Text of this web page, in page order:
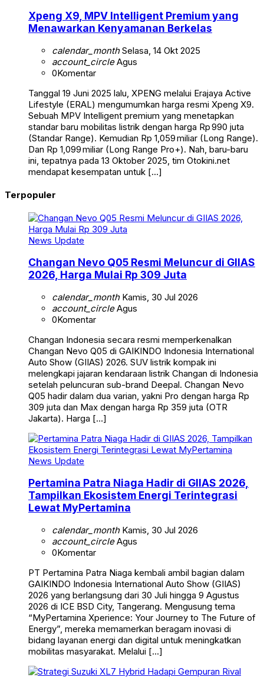
Xpeng X9, MPV Intelligent Premium yang
Menawarkan Kenyamanan Berkelas
calendar_monthSelasa, 14 Okt 2025
account_circleAgus
0Komentar
Tanggal 19 Juni 2025 lalu, XPENG melalui Erajaya Active
Lifestyle (ERAL) mengumumkan harga resmi Xpeng X9.
Sebuah MPV Intelligent premium yang menetapkan
standar baru mobilitas listrik dengan harga Rp 990 juta
(Standar Range). Kemudian Rp 1,059 miliar (Long Range).
Dan Rp 1,099 miliar (Long Range Pro+). Nah, baru-baru
ini, tepatnya pada 13 Oktober 2025, tim Otokini.net
mendapat kesempatan untuk […]
Terpopuler
News Update
Changan Nevo Q05 Resmi Meluncur di GIIAS
2026, Harga Mulai Rp 309 Juta
calendar_monthKamis, 30 Jul 2026
account_circleAgus
0Komentar
Changan Indonesia secara resmi memperkenalkan
Changan Nevo Q05 di GAIKINDO Indonesia International
Auto Show (GIIAS) 2026. SUV listrik kompak ini
melengkapi jajaran kendaraan listrik Changan di Indonesia
setelah peluncuran sub-brand Deepal. Changan Nevo
Q05 hadir dalam dua varian, yakni Pro dengan harga Rp
309 juta dan Max dengan harga Rp 359 juta (OTR
Jakarta). Harga […]
News Update
Pertamina Patra Niaga Hadir di GIIAS 2026,
Tampilkan Ekosistem Energi Terintegrasi
Lewat MyPertamina
calendar_monthKamis, 30 Jul 2026
account_circleAgus
0Komentar
PT Pertamina Patra Niaga kembali ambil bagian dalam
GAIKINDO Indonesia International Auto Show (GIIAS)
2026 yang berlangsung dari 30 Juli hingga 9 Agustus
2026 di ICE BSD City, Tangerang. Mengusung tema
“MyPertamina Xperience: Your Journey to The Future of
Energy”, mereka memamerkan beragam inovasi di
bidang layanan energi dan digital untuk meningkatkan
mobilitas masyarakat. Melalui […]